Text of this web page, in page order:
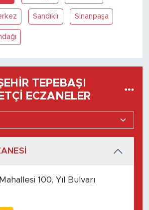
Sandıklı Sinanpaşa
TEPEBAŞI
ECZANELER
100. Yıl Bulvarı